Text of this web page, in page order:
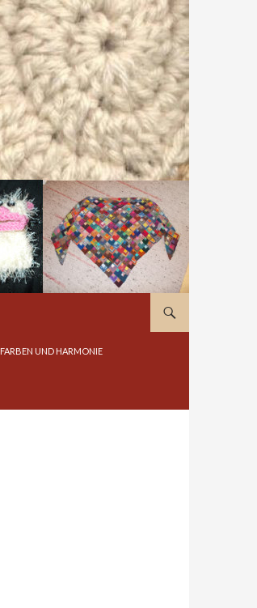
FARBEN UND HARMONIE